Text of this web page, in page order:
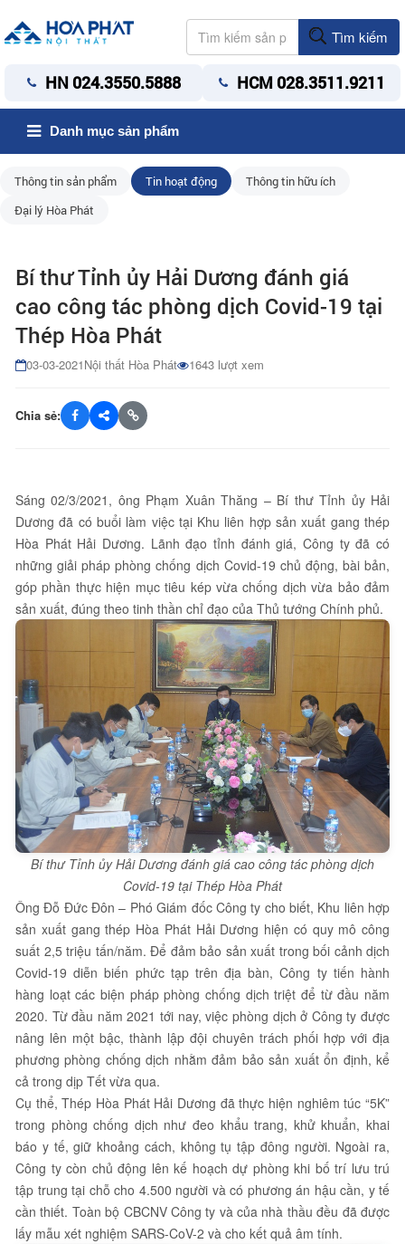
Tìm kiếm
HN 024.3550.5888 HCM 028.3511.9211
Danh mục sản phẩm
Thông tin sản phẩm Tin hoạt động
Thông tin hữu ích
Đại lý Hòa Phát
Bí thư Tỉnh ủy Hải Dương đánh giá
cao công tác phòng dịch Covid-19 tại
Thép Hòa Phát
03-03-2021Nội thất Hòa Phát 1643 lượt xem
Chia sẻ:
Sáng 02/3/2021, ông Phạm Xuân Thăng – Bí thư Tỉnh ủy Hải
Dương đã có buổi làm việc tại Khu liên hợp sản xuất gang thép
Hòa Phát Hải Dương. Lãnh đạo tỉnh đánh giá, Công ty đã có
những giải pháp phòng chống dịch Covid-19 chủ động, bài bản,
góp phần thực hiện mục tiêu kép vừa chống dịch vừa bảo đảm
sản xuất, đúng theo tinh thần chỉ đạo của Thủ tướng Chính phủ.
Bí thư Tỉnh ủy Hải Dương đánh giá cao công tác phòng dịch
Covid-19 tại Thép Hòa Phát
Ông Đỗ Đức Đôn – Phó Giám đốc Công ty cho biết, Khu liên hợp
sản xuất gang thép Hòa Phát Hải Dương hiện có quy mô công
suất 2,5 triệu tấn/năm. Để đảm bảo sản xuất trong bối cảnh dịch
Covid-19 diễn biến phức tạp trên địa bàn, Công ty tiến hành
hàng loạt các biện pháp phòng chống dịch triệt để từ đầu năm
2020. Từ đầu năm 2021 tới nay, việc phòng dịch ở Công ty được
nâng lên một bậc, thành lập đội chuyên trách phối hợp với địa
phương phòng chống dịch nhằm đảm bảo sản xuất ổn định, kể
cả trong dịp Tết vừa qua.
Cụ thể, Thép Hòa Phát Hải Dương đã thực hiện nghiêm túc “5K”
trong phòng chống dịch như đeo khẩu trang, khử khuẩn, khai
báo y tế, giữ khoảng cách, không tụ tập đông người. Ngoài ra,
Công ty còn chủ động lên kế hoạch dự phòng khi bố trí lưu trú
tập trung tại chỗ cho 4.500 người và có phương án hậu cần, y tế
cần thiết. Toàn bộ CBCNV Công ty và của nhà thầu đều đã được
lấy mẫu xét nghiệm SARS-CoV-2 và cho kết quả âm tính.